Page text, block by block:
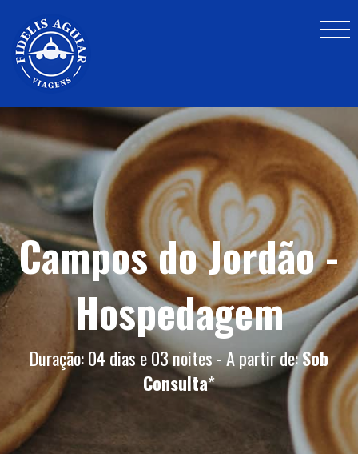
Campos do Jordão -
Hospedagem
Duração: 04 dias e 03 noites - A partir de:Sob
Consulta*